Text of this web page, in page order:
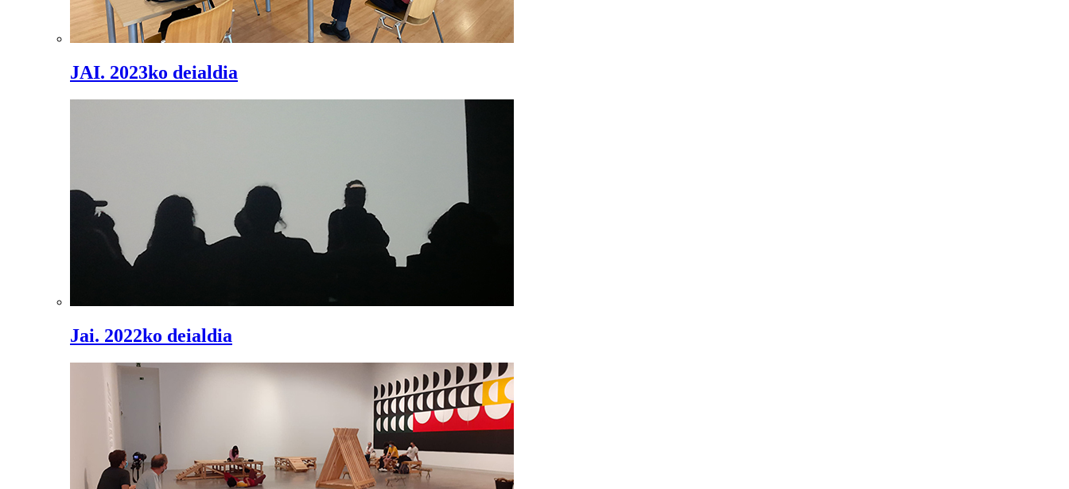
JAI. 2023ko deialdia
Jai. 2022ko deialdia